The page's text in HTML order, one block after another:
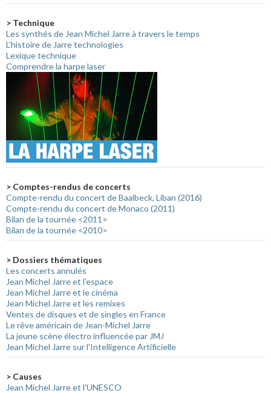
> Technique
Les synthés de Jean Michel Jarre à travers le temps
L'histoire de Jarre technologies
Lexique technique
Comprendre la harpe laser
> Comptes-rendus de concerts
Compte-rendu du concert de Baalbeck, Liban (2016)
Compte-rendu du concert de Monaco (2011)
Bilan de la tournée <2011>
Bilan de la tournée <2010>
> Dossiers thématiques
Les concerts annulés
Jean Michel Jarre et l'espace
Jean Michel Jarre et le cinéma
Jean Michel Jarre et les remixes
Ventes de disques et de singles en France
Le rêve américain de Jean-Michel Jarre
La jeune scène électro influencée par JMJ
Jean Michel Jarre sur l'Intelligence Artificielle
> Causes
Jean Michel Jarre et l'UNESCO